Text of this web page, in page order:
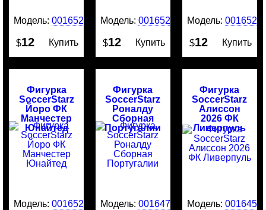
Модель:0016525
$12 Купить
Модель:0016524
$12 Купить
Модель: 0016523
$12 Купить
Фигурка
SoccerStarz
Йоро ФК
Манчестер
Юнайтед
Модель:0016522
Фигурка
SoccerStarz
Роналду
Сборная
Португалии
Модель:0016476
Фигурка
SoccerStarz
Алиссон
2026 ФК
Ливерпуль
Модель: 0016456